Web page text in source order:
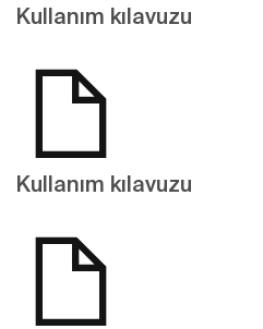
Kullanım kılavuzu
Kullanım kılavuzu